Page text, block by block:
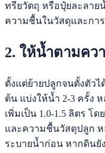
ทรียวัตถุ หรือปุ๋ยละลา
ความชื้นในวัสดุและกา
2. ให้น้ำตามคว
ตั้งแต่ย้ายปลูกจนตั้งตัว
ต้น แบ่งให้น้ำ 2-3 ครั้ง
เพิ่มเป็น 1.0-1.5 ลิตร
และความชื้นวัสดุปลูก ห
ระบายน้ำก่อน หากดินยั